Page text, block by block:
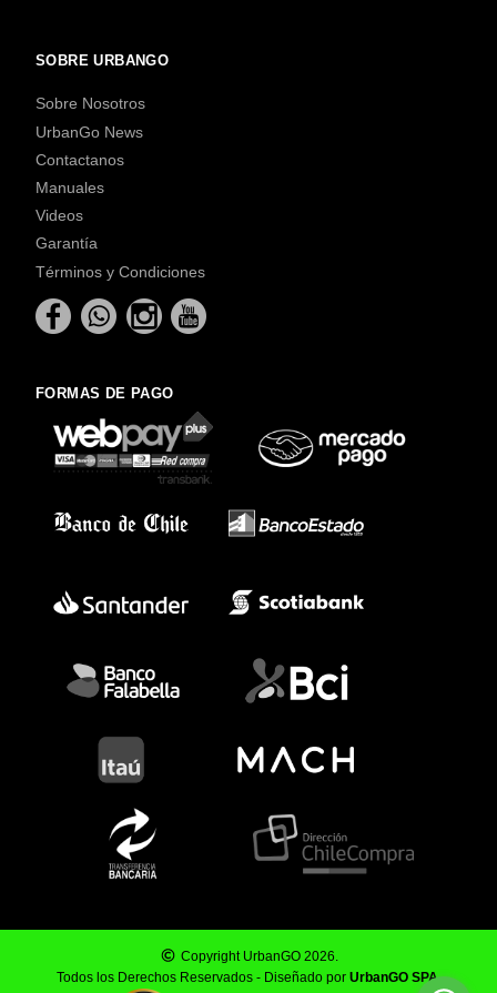
SOBRE URBANGO
Sobre Nosotros
UrbanGo News
Contactanos
Manuales
Videos
Garantía
Términos y Condiciones
FORMAS DE PAGO
Copyright UrbanGO 2026.
Todos los Derechos Reservados - Diseñado por UrbanGO SPA.